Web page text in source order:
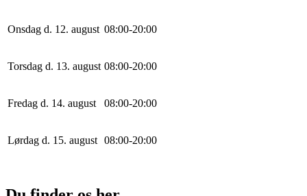
Onsdag d. 12. august 08:00-20:00
Torsdag d. 13. august 08:00-20:00
Fredag d. 14. august 08:00-20:00
Lørdag d. 15. august 08:00-20:00